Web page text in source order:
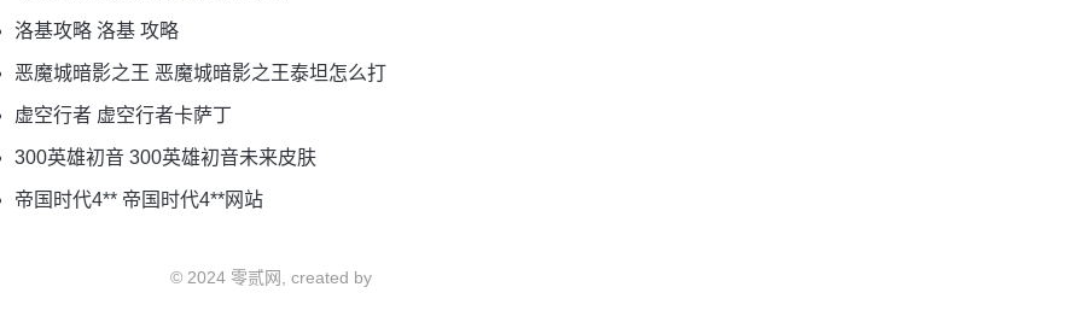
洛基攻略 洛基 攻略
恶魔城暗影之王 恶魔城暗影之王泰坦怎么打
虚空行者 虚空行者卡萨丁
300英雄初音 300英雄初音未来皮肤
帝国时代4** 帝国时代4**网站
© 2024 零贰网, created by